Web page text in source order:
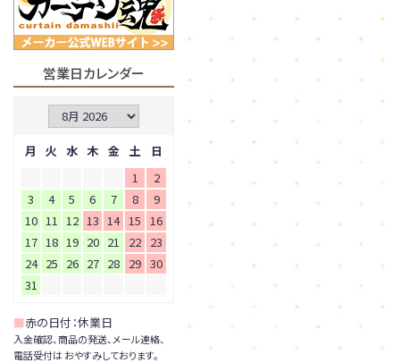
営業日カレンダー
月 火 水 木 金 土
日
1
2
3
4 5 6 7 8
9
10 11 12 13 14 15
16
17 18 19 20 21 22 23
24 25 26 27 28 29 30
31
■赤の日付：休業日
入金確認、商品の発送、メール連絡、
電話受付は おやすみしております。